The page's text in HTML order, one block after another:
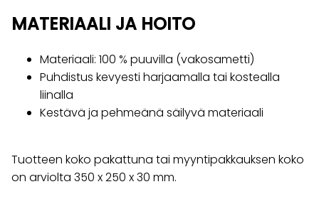
MATERIAALI JA HOITO
Materiaali: 100 % puuvilla (vakosametti)
Puhdistus kevyesti harjaamalla tai kostealla
liinalla
Kestävä ja pehmeänä säilyvä materiaali
Tuotteen koko pakattuna tai myyntipakkauksen koko
on arviolta 350 x 250 x 30 mm.